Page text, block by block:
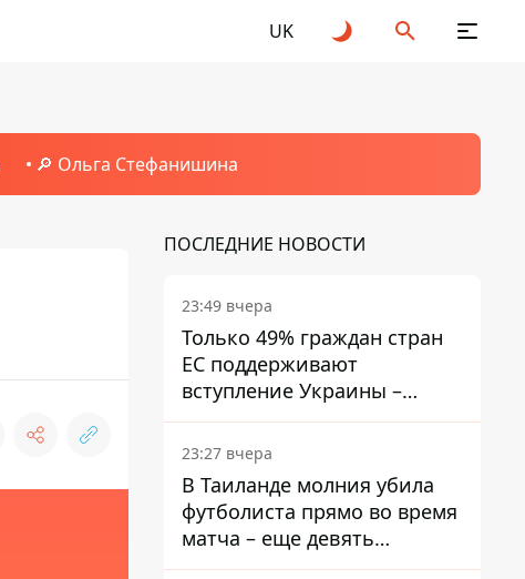
UK
🔎 Ольга Стефанишина
ПОСЛЕДНИЕ НОВОСТИ
23:49 вчера
Только 49% граждан стран
ЕС поддерживают
вступление Украины –
результаты опроса
23:27 вчера
В Таиланде молния убила
футболиста прямо во время
матча – еще девять
пострадали